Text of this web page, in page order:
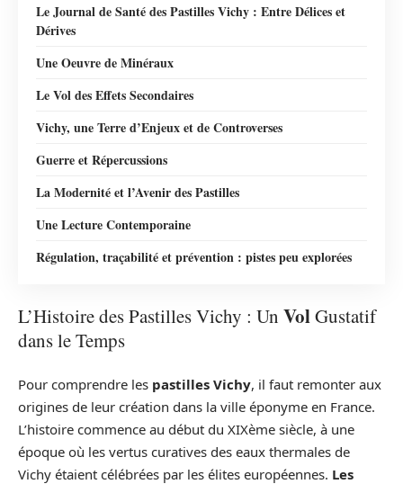
Le Journal de Santé des Pastilles Vichy : Entre Délices et
Dérives
Une Oeuvre de Minéraux
Le Vol des Effets Secondaires
Vichy, une Terre d’Enjeux et de Controverses
Guerre et Répercussions
La Modernité et l’Avenir des Pastilles
Une Lecture Contemporaine
Régulation, traçabilité et prévention : pistes peu explorées
L’Histoire des Pastilles Vichy : Un VolGustatif
dans le Temps
Pour comprendre les pastilles Vichy, il faut remonter aux
origines de leur création dans la ville éponyme en France.
L’histoire commence au début du XIXème siècle, à une
époque où les vertus curatives des eaux thermales de
Vichy étaient célébrées par les élites européennes. Les